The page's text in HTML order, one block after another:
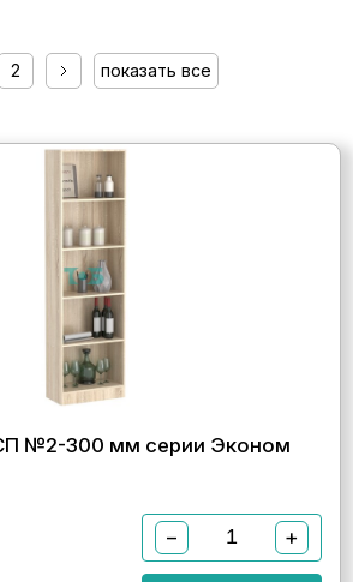
2 показать все
№2-300 мм серии Эконом
− +